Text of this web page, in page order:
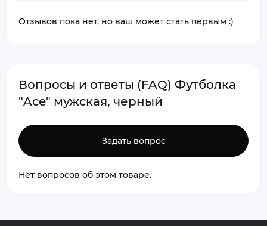
Отзывов пока нет, но ваш может стать первым :)
Вопросы и ответы (FAQ) Футболка
"Ace" мужская, черный
Задать вопрос
Нет вопросов об этом товаре.